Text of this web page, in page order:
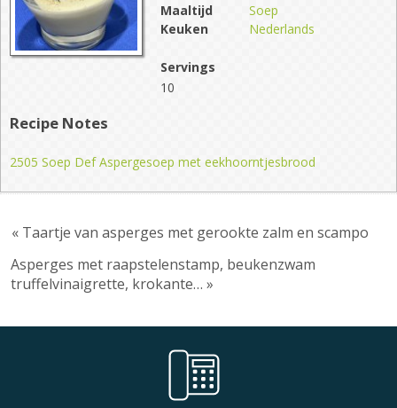
Maaltijd
Soep
Keuken
Nederlands
Servings
10
Recipe Notes
2505 Soep Def Aspergesoep met eekhoorntjesbrood
« Taartje van asperges met gerookte zalm en scampo
Asperges met raapstelenstamp, beukenzwam
truffelvinaigrette, krokante… »